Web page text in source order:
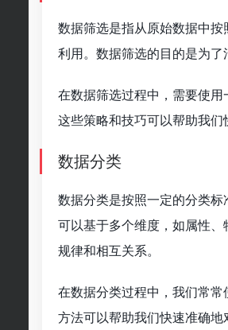
数据筛选是指从原始数据中
利用。数据筛选的目的是为了
在数据筛选过程中，需要使用
这些策略和技巧可以帮助我们
数据分类
数据分类是按照一定的分类
可以基于多个维度，如属性
规律和相互关系。
在数据分类过程中，我们常
方法可以帮助我们快速准确地